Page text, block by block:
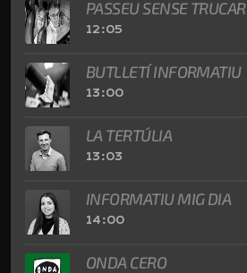
PASSEU SENSE TRUCAR
12:05
BUTLLETÍ INFORMATIU
13:00
LA TERTÚLIA
13:03
INFORMATIU MIG DIA
14:00
ONDA CERO